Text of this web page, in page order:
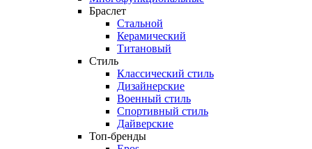
Браслет
Стальной
Керамический
Титановый
Стиль
Классический стиль
Дизайнерские
Военный стиль
Спортивный стиль
Дайверские
Топ-бренды